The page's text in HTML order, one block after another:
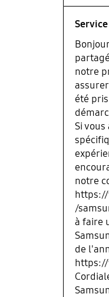
notre
été
Si
notre
/
à faire
de